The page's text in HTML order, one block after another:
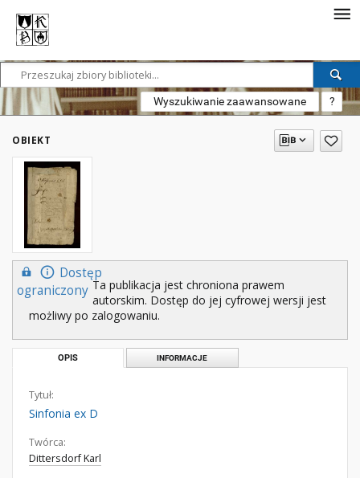
Wyszukiwanie zaawansowane ?
OBIEKT
Dostęp
ograniczony Ta publikacja jest chroniona prawem
autorskim. Dostęp do jej cyfrowej wersji jest
możliwy po zalogowaniu.
OPIS INFORMACJE
Tytuł:
Sinfonia ex D
Twórca:
Dittersdorf Karl